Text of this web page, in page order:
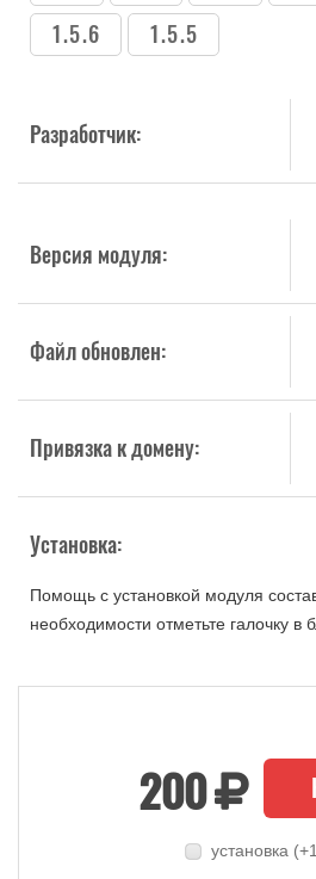
1.5.6
1.5.5
Разработчик:
Версия модуля:
Файл обновлен:
Привязка к домену:
Установка:
Помощь с установкой модуля
необходимости отметьте галочку в
200
установка